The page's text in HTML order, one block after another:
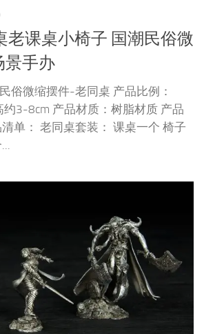
老课桌小椅子 国潮民俗微
景手办
俗微缩摆件-老同桌 产品比例：
3-8cm 产品材质：树脂材质 产品
单： 老同桌套装： 课桌一个 椅子